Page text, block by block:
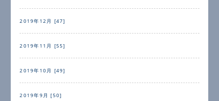
2019年12月 [47]
2019年11月 [55]
2019年10月 [49]
2019年9月 [50]